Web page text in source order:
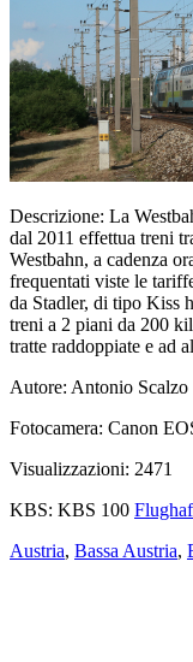
Descrizione: La
dal 2011 effettua treni
Westbahn, a cadenza
frequentati viste le
da Stadler, di tipo Kiss
treni a 2 piani da 200
tratte raddoppiate e ad
Autore: Antonio Scalzo
Fotocamera: Canon
Visualizzazioni: 2471
KBS: KBS 100
Austria, Bassa Austria,